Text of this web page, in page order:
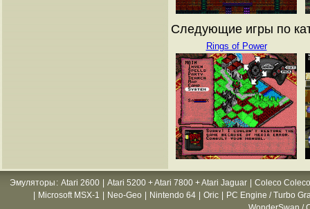
Следующие игры по
Rings of Power
Эмуляторы : Atari 2600 Atari 5200 + Atari 7800 + Atari Jaguar
Coleco
Microsoft MSX-1 Neo-Geo Nintendo 64 Oric
PC Engine / Turbo